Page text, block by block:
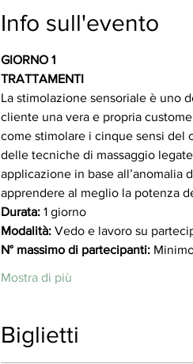
Info sull'evento
GIORNO 1
TRATTAMENTI
La stimolazione sensoriale è uno
cliente una vera e propria
come stimolare i cinque sensi del
delle tecniche di massaggio
applicazione in base all’anomalia
apprendere al meglio la potenza
Durata: 1 giorno
Modalità: Vedo e lavoro su
N° massimo di partecipanti: Minimo
Mostra di più
Biglietti